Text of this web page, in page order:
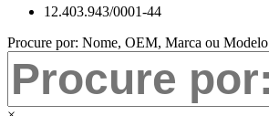
12.403.943/0001-44
Procure por: Nome, OEM, Marca ou Modelo